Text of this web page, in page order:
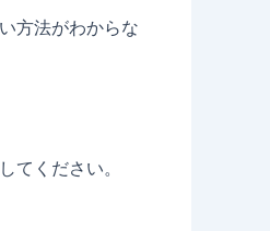
方法がわからな
てください。